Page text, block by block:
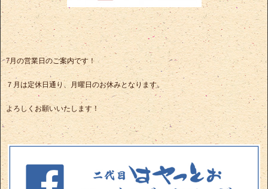
7月の営業日のご案内です！
７月は定休日通り、月曜日のお休みとなります。
よろしくお願いいたします！